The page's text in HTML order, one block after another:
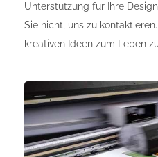
Unterstützung für Ihre
Sie nicht, uns zu
kreativen Ideen zum Leben